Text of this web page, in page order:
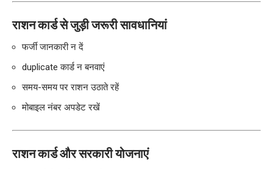
राशन कार्ड से जुड़ी जरूरी सावधानियां
फर्जी जानकारी न दें
duplicate कार्ड न बनवाएं
समय-समय पर राशन उठाते रहें
मोबाइल नंबर अपडेट रखें
राशन कार्ड और सरकारी योजनाएं